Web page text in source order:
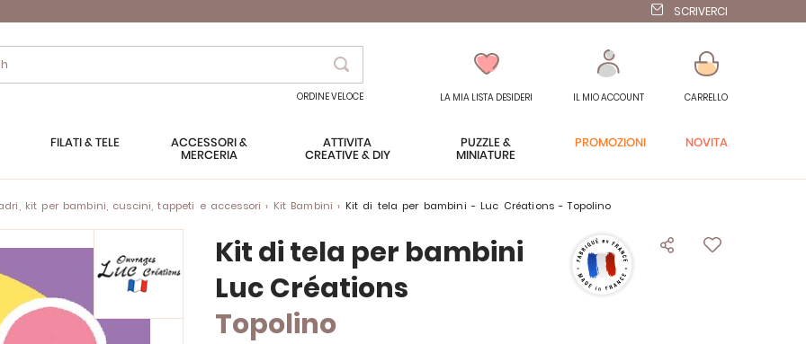
SCRIVERCI
Search
ORDINE VELOCE LA MIA LISTA DESIDERI IL MIO ACCOUNT CARRELLO
FILATI & TELE
ACCESSORI &
MERCERIA
ATTIVITÀ
CREATIVE & DIY
PUZZLE &
MINIATURE
PROMOZIONI NOVITÀ
kit per bambini, cuscini, tappeti e accessori Kit Bambini Kit di tela per bambini - Luc Créations - Topolino
Kit di tela per bambini
Luc Créations
Topolino